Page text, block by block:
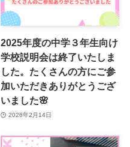
2025年度の中学３年生向け
学校説明会は終了いたしま
した。たくさんの方にご参
加いただきありがとうござ
いました🌸
2026年2月14日